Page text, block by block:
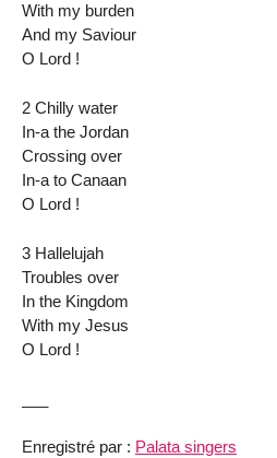
With my burden
And my Saviour
O Lord !
2 Chilly water
In-a the Jordan
Crossing over
In-a to Canaan
O Lord !
3 Hallelujah
Troubles over
In the Kingdom
With my Jesus
O Lord !
Enregistré par : Palata singers